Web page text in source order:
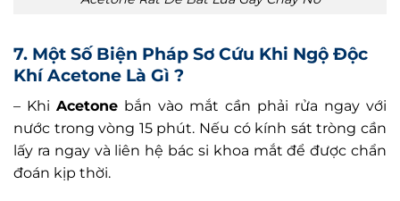
7. Một Số Biện Pháp Sơ Cứu Khi Ngộ Độc
Khí Acetone Là Gì ?
– Khi Acetone bắn vào mắt cần phải rửa ngay với
nước trong vòng 15 phút. Nếu có kính sát tròng cần
lấy ra ngay và liên hệ bác si khoa mắt để được chẩn
đoán kịp thời.